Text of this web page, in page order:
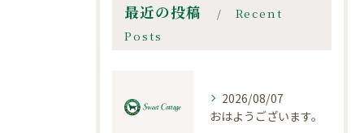
最近の投稿
Recent
Posts
2026/08/07
おはようございます。